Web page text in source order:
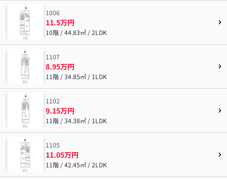
1006
11.5万円
10階 / 44.83㎡ / 2LDK
1107
8.95万円
11階 / 34.85㎡ / 1LDK
1102
9.15万円
11階 / 34.38㎡ / 1LDK
1105
11.05万円
11階 / 42.45㎡ / 2LDK